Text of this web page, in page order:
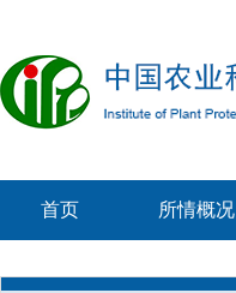
首页 所情概况